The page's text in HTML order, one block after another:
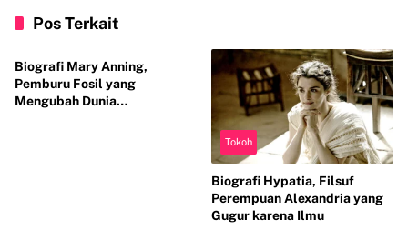
Pos Terkait
Tokoh
Biografi Mary Anning,
Pemburu Fosil yang
Mengubah Dunia
Tokoh
Biografi Hypatia, Filsuf
Perempuan Alexandria yang
Gugur karena Ilmu